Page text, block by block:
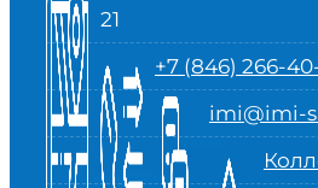
21
+7 (846) 266-
imi@imi-